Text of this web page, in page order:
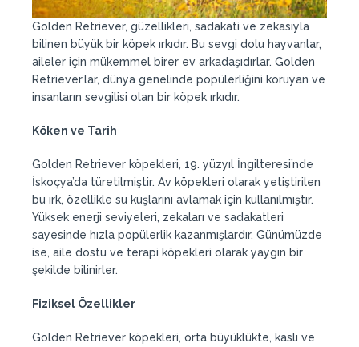
Golden Retriever, güzellikleri, sadakati ve zekasıyla
bilinen büyük bir köpek ırkıdır. Bu sevgi dolu hayvanlar,
aileler için mükemmel birer ev arkadaşıdırlar. Golden
Retriever’lar, dünya genelinde popülerliğini koruyan ve
insanların sevgilisi olan bir köpek ırkıdır.
Köken ve Tarih
Golden Retriever köpekleri, 19. yüzyıl İngilteresi’nde
İskoçya’da türetilmiştir. Av köpekleri olarak yetiştirilen
bu ırk, özellikle su kuşlarını avlamak için kullanılmıştır.
Yüksek enerji seviyeleri, zekaları ve sadakatleri
sayesinde hızla popülerlik kazanmışlardır. Günümüzde
ise, aile dostu ve terapi köpekleri olarak yaygın bir
şekilde bilinirler.
Fiziksel Özellikler
Golden Retriever köpekleri, orta büyüklükte, kaslı ve